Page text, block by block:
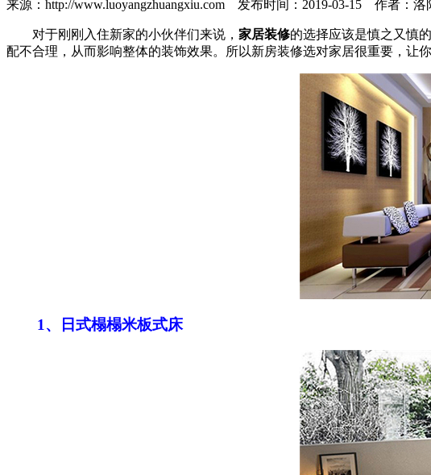
来源：http://www.luoyangzhuangxiu.com 发布时间：2019-03-15 作者：洛
对于刚刚入住新家的小伙伴们来说， 家居装修的选择应该是慎之又慎
配不合理，从而影响整体的装饰效果。所以新房装修选对家居很重要，让
1、日式榻榻米板式床